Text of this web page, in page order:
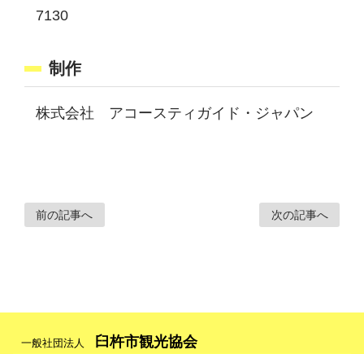
7130
制作
株式会社 アコースティガイド・ジャパン
前の記事へ 次の記事へ
一般社団法人 臼杵市観光協会